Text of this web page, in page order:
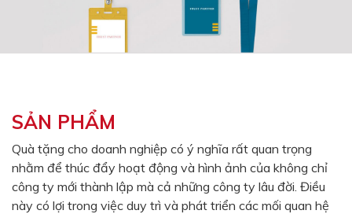
Bình/ca giữ nhiệt
Dây đeo & Phụ kiện
Màu sắc
Đỏ
Đen
Xanh ngọc
Xanh lá
Cam
Vàng
SẢN PHẨM
Quà tặng cho doanh nghiệp có ý nghĩa rất quan trọng
nhằm để thúc đẩy hoạt động và hình ảnh của không chỉ
công ty mới thành lập mà cả những công ty lâu đời. Điều
này có lợi trong việc duy trì và phát triển các mối quan hệ